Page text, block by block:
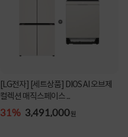
[LG전자] [세트상품] DIOS AI 오브제
컬렉션 매직스페이스 ...
31% 3,491,000원